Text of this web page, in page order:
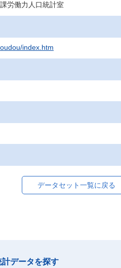
労働力人口統計室
index.htm
データセット一覧に戻る
計データを探す